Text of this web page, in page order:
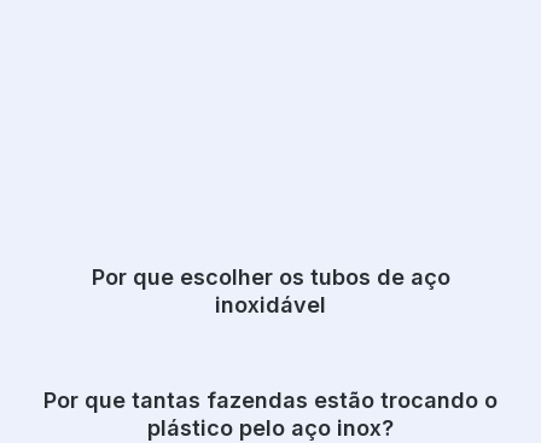
Por que escolher os tubos de aço
inoxidável
Por que tantas fazendas estão trocando o
plástico pelo aço inox?